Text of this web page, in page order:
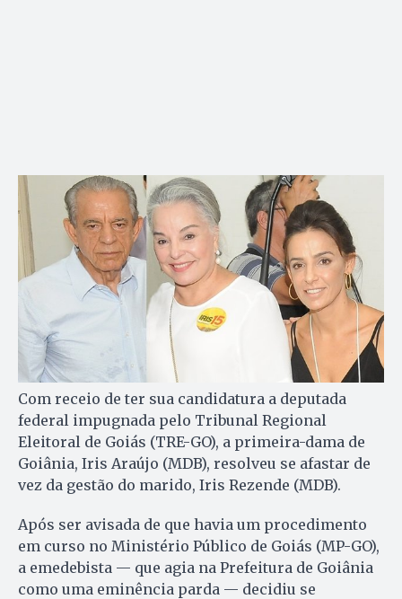
Com receio de ter sua candidatura a deputada
federal im­pugnada pelo Tribunal Regional
Eleitoral de Goiás (TRE-GO), a primeira-dama de
Goiânia, Iris Araújo (MDB), resolveu se afastar de
vez da gestão do marido, Iris Rezende (MDB).
Após ser avisada de que havia um procedimento
em cur­so no Ministério Público de Goiás (MP-GO),
a emedebista — que agia na Prefeitura de Goiânia
como uma eminência parda — decidiu se